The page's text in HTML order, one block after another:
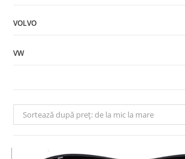
VOLVO
VW
Sortează după preț: de la mic la mare